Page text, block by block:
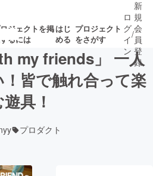
ジェクトを掲
るには
はじ
める
プロジェクト
をさがす
着プロ募集終了が近いプ
ロ
グ
イ
ン
/
新
規
会
員
登
録
my friends」 一人
皆で触れ合って楽
遊具！
プロダクト